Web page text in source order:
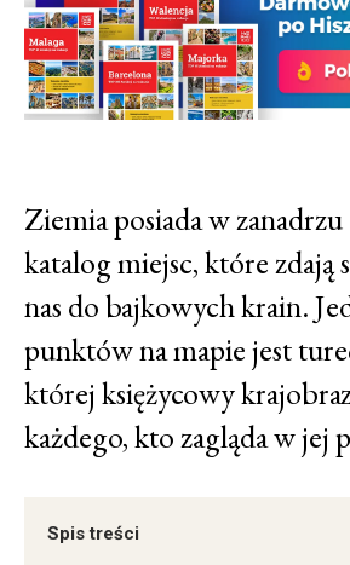
Ziemia posiada w
katalog miejsc, które zdają
nas do bajkowych krain.
punktów na mapie jest
której księżycowy
każdego, kto zagląda w jej
Spis treści